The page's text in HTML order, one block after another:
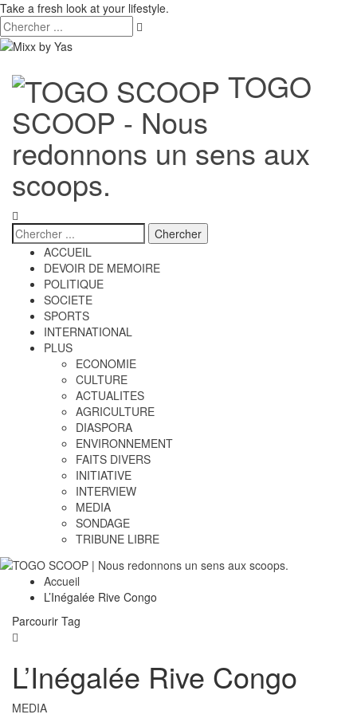
Take a fresh look at your lifestyle.
TOGO
SCOOP - Nous
redonnons un sens aux
scoops.
ACCUEIL
DEVOIR DE MEMOIRE
POLITIQUE
SOCIETE
SPORTS
INTERNATIONAL
PLUS
ECONOMIE
CULTURE
ACTUALITES
AGRICULTURE
DIASPORA
ENVIRONNEMENT
FAITS DIVERS
INITIATIVE
INTERVIEW
MEDIA
SONDAGE
TRIBUNE LIBRE
Accueil
L’Inégalée Rive Congo
Parcourir Tag
L’Inégalée Rive Congo
MEDIA